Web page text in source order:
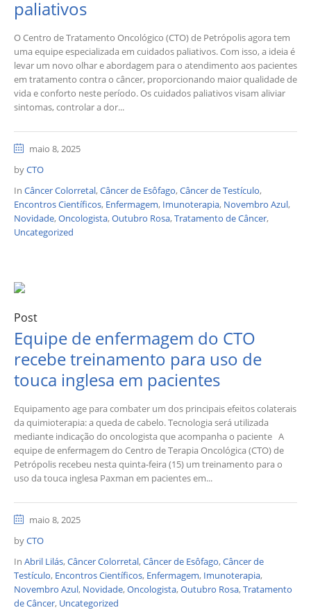
paliativos
O Centro de Tratamento Oncológico (CTO) de Petrópolis agora tem
uma equipe especializada em cuidados paliativos. Com isso, a ideia é
levar um novo olhar e abordagem para o atendimento aos pacientes
em tratamento contra o câncer, proporcionando maior qualidade de
vida e conforto neste período. Os cuidados paliativos visam aliviar
sintomas, controlar a dor...
maio 8, 2025
byCTO
In Câncer Colorretal,Câncer de Esôfago,Câncer de Testículo,
Encontros Científicos, Enfermagem, Imunoterapia, Novembro Azul,
Novidade,Oncologista,Outubro Rosa,Tratamento de Câncer,
Uncategorized
Post
Equipe de enfermagem do CTO
recebe treinamento para uso de
touca inglesa em pacientes
Equipamento age para combater um dos principais efeitos colaterais
da quimioterapia: a queda de cabelo. Tecnologia será utilizada
mediante indicação do oncologista que acompanha o paciente A
equipe de enfermagem do Centro de Terapia Oncológica (CTO) de
Petrópolis recebeu nesta quinta-feira (15) um treinamento para o
uso da touca inglesa Paxman em pacientes em...
maio 8, 2025
byCTO
In Abril Lilás,Câncer Colorretal,Câncer de Esôfago,Câncer de
Testículo, Encontros Científicos, Enfermagem, Imunoterapia,
Novembro Azul, Novidade,Oncologista,Outubro Rosa,Tratamento
de Câncer, Uncategorized